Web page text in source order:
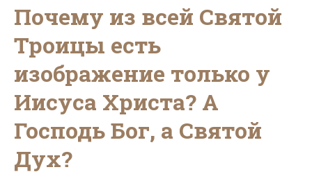
Почему из всей Святой
Троицы есть
изображение только у
Иисуса Христа? А
Господь Бог, а Святой
Дух?